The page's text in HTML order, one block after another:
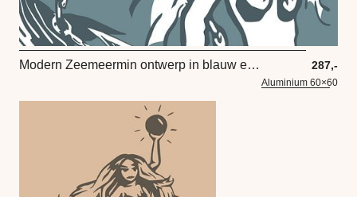
Modern Zeemeermin ontwerp in blauw en wit 287,-
Aluminium 60×60